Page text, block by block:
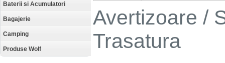
Baterii si Acumulatori
Bagajerie
Camping
Produse Wolf
Avertizoare /
Trasatura